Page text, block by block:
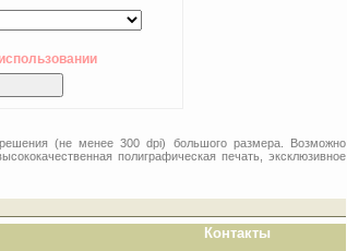
(не менее 300 dpi) большого размера. Возможно
полиграфическая печать, эксклюзивное
Контакты